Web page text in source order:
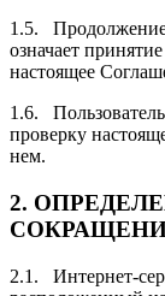
1.5. Продолжение
означает
настоящее
1.6. Пользователь
проверку
нем.
2.
2.1. Интернет-